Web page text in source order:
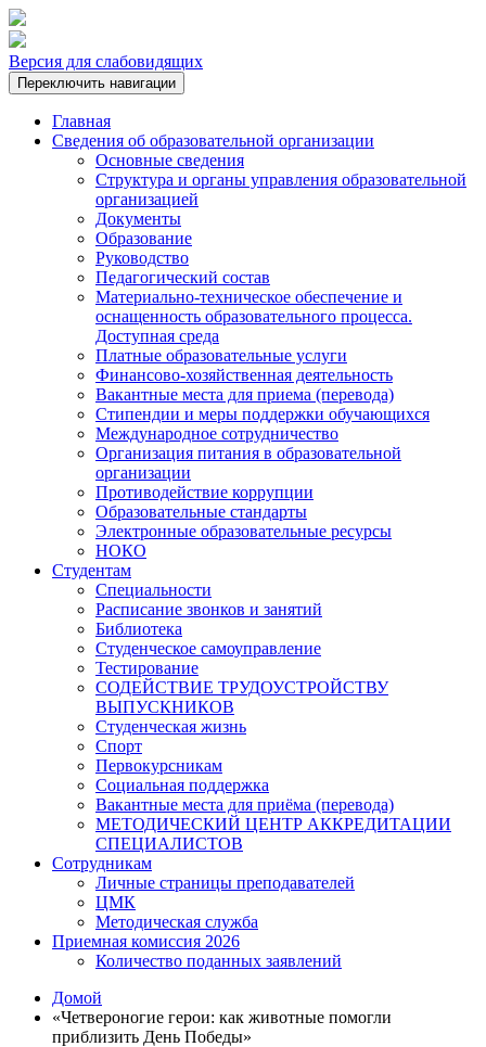
Версия для слабовидящих
Переключить навигации
Главная
Сведения об образовательной организации
Основные сведения
Структура и органы управления образовательной
организацией
Документы
Образование
Руководство
Педагогический состав
Материально-техническое обеспечение и
оснащенность образовательного процесса.
Доступная среда
Платные образовательные услуги
Финансово-хозяйственная деятельность
Вакантные места для приема (перевода)
Стипендии и меры поддержки обучающихся
Международное сотрудничество
Организация питания в образовательной
организации
Противодействие коррупции
Образовательные стандарты
Электронные образовательные ресурсы
НОКО
Студентам
Специальности
Расписание звонков и занятий
Библиотека
Студенческое самоуправление
Тестирование
СОДЕЙСТВИЕ ТРУДОУСТРОЙСТВУ
ВЫПУСКНИКОВ
Студенческая жизнь
Спорт
Первокурсникам
Социальная поддержка
Вакантные места для приёма (перевода)
МЕТОДИЧЕСКИЙ ЦЕНТР АККРЕДИТАЦИИ
СПЕЦИАЛИСТОВ
Сотрудникам
Личные страницы преподавателей
ЦМК
Методическая служба
Приемная комиссия 2026
Количество поданных заявлений
Домой
«Четвероногие герои: как животные помогли
приблизить День Победы»